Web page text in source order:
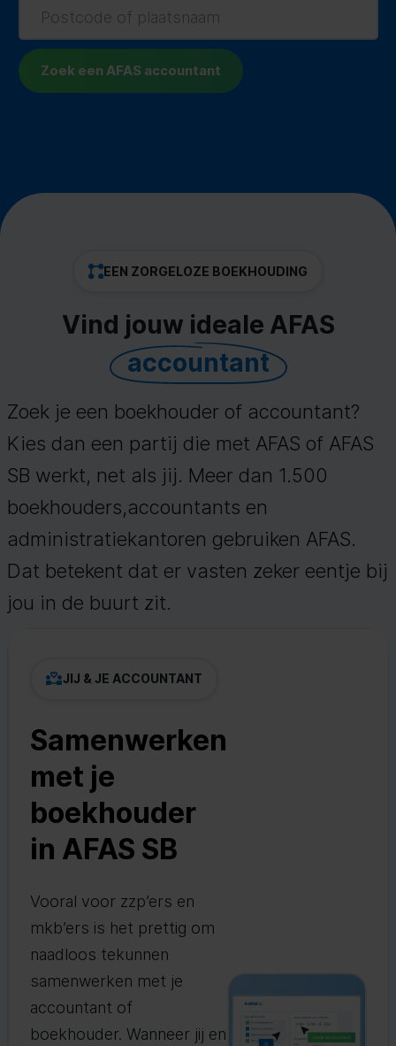
EEN ZORGELOZE BOEKHOUDING
Vind jouw ideale AFAS
accountant
Zoek je een boekhouder of accountant?
Kies dan een partij die met AFAS of AFAS
SB werkt, net als jij. Meer dan 1.500
boekhouders,accountants en
administratiekantoren gebruiken AFAS.
Dat betekent dat er vasten zeker eentje bij
jou in de buurt zit.
JIJ & JE ACCOUNTANT
Samenwerken
met je
boekhouder
in AFAS SB
Vooral voor zzp’ers en
mkb’ers is het prettig om
naadloos tekunnen
samenwerken met je
accountant of
boekhouder. Wanneer jij en